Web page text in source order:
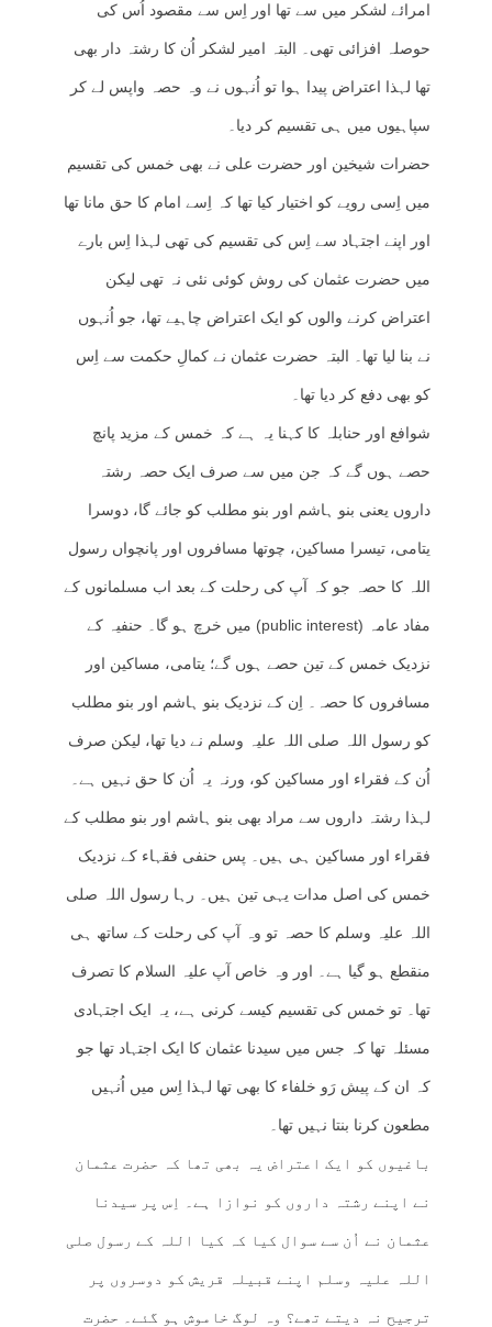
امرائے لشکر میں سے تھا اور اِس سے مقصود اُس کی
حوصلہ افزائی تھی۔ البتہ امیر لشکر اُن کا رشتہ دار بھی
تھا لہذا اعتراض پیدا ہوا تو اُنہوں نے وہ حصہ واپس لے کر
سپاہیوں میں ہی تقسیم کر دیا۔
حضرات شیخین اور حضرت علی نے بھی خمس کی تقسیم
میں اِسی رویے کو اختیار کیا تھا کہ اِسے امام کا حق مانا تھا
اور اپنے اجتہاد سے اِس کی تقسیم کی تھی لہذا اِس بارے
میں حضرت عثمان کی روش کوئی نئی نہ تھی لیکن
اعتراض کرنے والوں کو ایک اعتراض چاہیے تھا، جو اُنہوں
نے بنا لیا تھا۔ البتہ حضرت عثمان نے کمالِ حکمت سے اِس
کو بھی دفع کر دیا تھا۔
شوافع اور حنابلہ کا کہنا یہ ہے کہ خمس کے مزید پانچ
حصے ہوں گے کہ جن میں سے صرف ایک حصہ رشتہ
داروں یعنی بنو ہاشم اور بنو مطلب کو جائے گا، دوسرا
یتامی، تیسرا مساکین، چوتھا مسافروں اور پانچواں رسول
اللہ کا حصہ جو کہ آپ کی رحلت کے بعد اب مسلمانوں کے
مفاد عامہ (public interest) میں خرچ ہو گا۔ حنفیہ کے
نزدیک خمس کے تین حصے ہوں گے؛ یتامی، مساکین اور
مسافروں کا حصہ۔ اِن کے نزدیک بنو ہاشم اور بنو مطلب
کو رسول اللہ صلی اللہ علیہ وسلم نے دیا تھا، لیکن صرف
اُن کے فقراء اور مساکین کو، ورنہ یہ اُن کا حق نہیں ہے۔
لہذا رشتہ داروں سے مراد بھی بنو ہاشم اور بنو مطلب کے
فقراء اور مساکین ہی ہیں۔ پس حنفی فقہاء کے نزدیک
خمس کی اصل مدات یہی تین ہیں۔ رہا رسول اللہ صلی
اللہ علیہ وسلم کا حصہ تو وہ آپ کی رحلت کے ساتھ ہی
منقطع ہو گیا ہے۔ اور وہ خاص آپ علیہ السلام کا تصرف
تھا۔ تو خمس کی تقسیم کیسے کرنی ہے، یہ ایک اجتہادی
مسئلہ تھا کہ جس میں سیدنا عثمان کا ایک اجتہاد تھا جو
کہ ان کے پیش رَو خلفاء کا بھی تھا لہذا اِس میں اُنہیں
مطعون کرنا بنتا نہیں تھا۔
باغیوں کو ایک اعتراض یہ بھی تھا کہ حضرت عثمان
نے اپنے رشتہ داروں کو نوازا ہے۔ اِس پر سیدنا
عثمان نے اُن سے سوال کیا کہ کیا اللہ کے رسول صلی
اللہ علیہ وسلم اپنے قبیلہ قریش کو دوسروں پر
ترجیح نہ دیتے تھے؟ وہ لوگ خاموش ہو گئے۔ حضرت